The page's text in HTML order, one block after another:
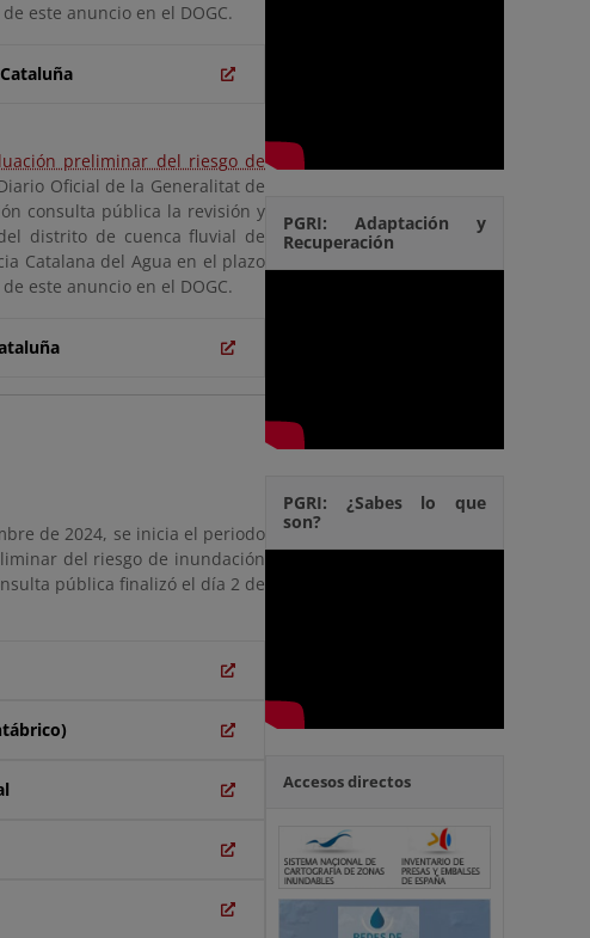
este anuncio en el DOGC.
preliminar del riesgo de
Oficial de la Generalitat de
consulta pública la revisión y
distrito de cuenca fluvial de
Catalana del Agua en el plazo
este anuncio en el DOGC.
de 2024, se inicia el periodo
del riesgo de inundación
pública finalizó el día 2 de
PGRI: Adaptación y
Recuperación
PGRI: ¿Sabes lo que
son?
Accesos directos